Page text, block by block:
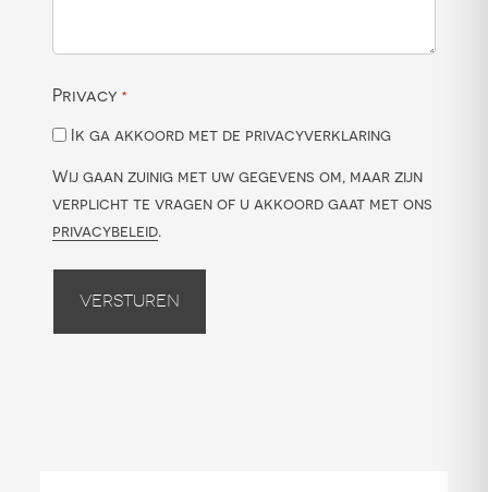
Privacy *
Ik ga akkoord met de privacyverklaring
Wij gaan zuinig met uw gegevens om, maar zijn
verplicht te vragen of u akkoord gaat met ons
privacybeleid.
Versturen